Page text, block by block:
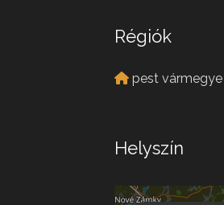
Régiók
pest vármegye
Helyszín